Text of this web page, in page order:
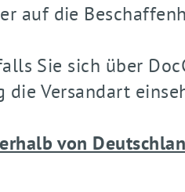
auf die
Sie sich über
Versandart
von